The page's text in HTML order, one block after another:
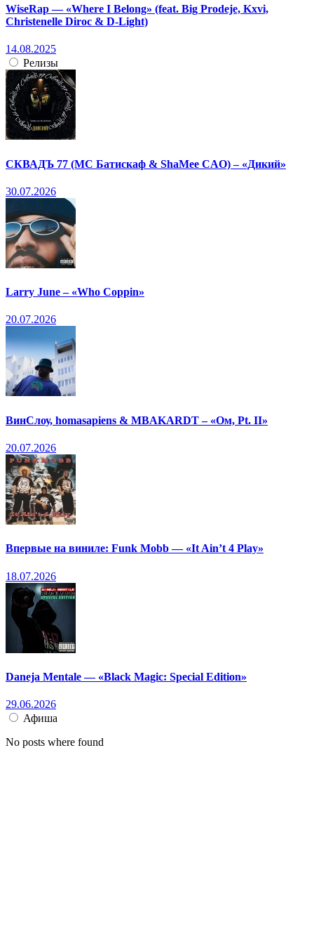
WiseRap — «Where I Belong» (feat. Big Prodeje, Kxvi,
Christenelle Diroc & D-Light)
14.08.2025
Релизы
СКВАДЪ 77 (МС Батискаф & ShaMee CAO) – «Дикий»
30.07.2026
Larry June – «Who Coppin»
20.07.2026
ВинСлоу, homasapiens & MBAKARDT – «Ом, Pt. II»
20.07.2026
Впервые на виниле: Funk Mobb — «It Ain’t 4 Play»
18.07.2026
Daneja Mentale — «Black Magic: Special Edition»
29.06.2026
Афиша
No posts where found